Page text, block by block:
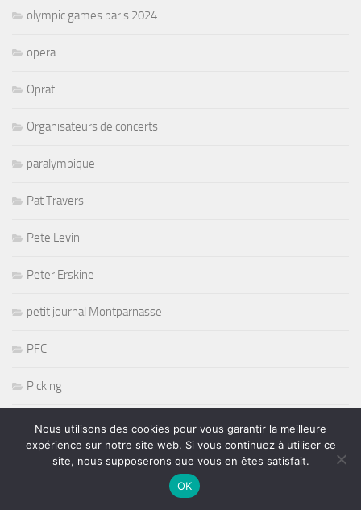
olympic games paris 2024
opera
Oprat
Organisateurs de concerts
paralympique
Pat Travers
Pete Levin
Peter Erskine
petit journal Montparnasse
PFC
Picking
Playmate
Poesie Music
Nous utilisons des cookies pour vous garantir la meilleure
expérience sur notre site web. Si vous continuez à utiliser ce
site, nous supposerons que vous en êtes satisfait.
OK